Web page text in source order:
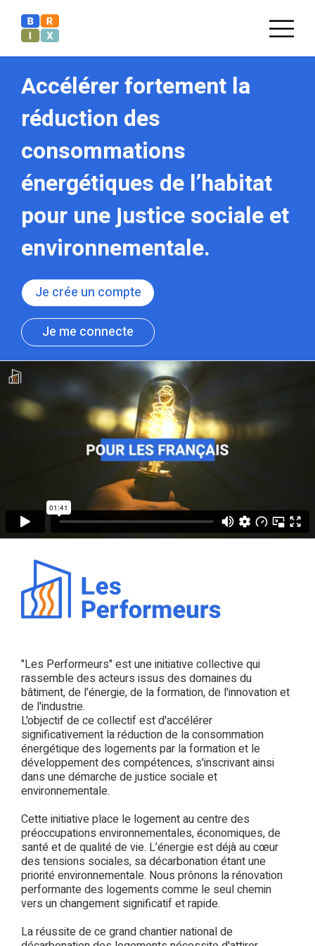
Accélérer fortement la
réduction des
consommations
énergétiques de l’habitat
pour une justice sociale et
environnementale.
Je crée un compte
Je me connecte
"Les Performeurs" est une initiative collective qui
rassemble des acteurs issus des domaines du
bâtiment, de l’énergie, de la formation, de l'innovation et
de l'industrie.
L'objectif de ce collectif est d'accélérer
significativement la réduction de la consommation
énergétique des logements par la formation et le
développement des compétences, s'inscrivant ainsi
dans une démarche de justice sociale et
environnementale.
Cette initiative place le logement au centre des
préoccupations environnementales, économiques, de
santé et de qualité de vie. L’énergie est déjà au cœur
des tensions sociales, sa décarbonation étant une
priorité environnementale. Nous prônons la rénovation
performante des logements comme le seul chemin
vers un changement significatif et rapide.
La réussite de ce grand chantier national de